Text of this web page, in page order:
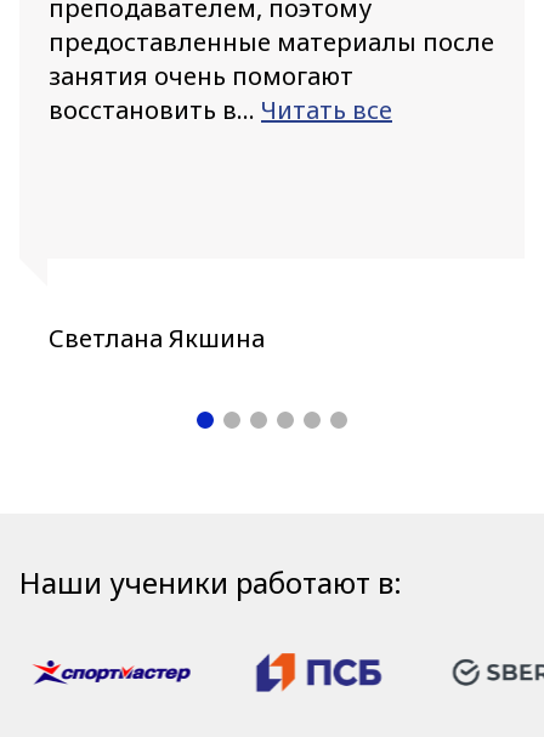
преподавателем, поэтому
предоставленные материалы после
занятия очень помогают
восстановить в... Читать все
Светлана Якшина
Наши ученики работают в: